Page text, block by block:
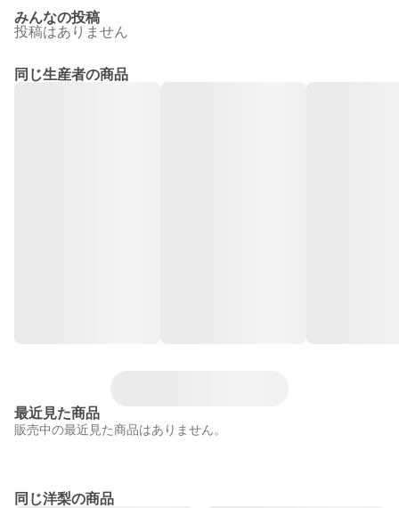
みんなの投稿
投稿はありません
同じ生産者の商品
最近見た商品
販売中の最近見た商品はありません。
同じ洋梨の商品